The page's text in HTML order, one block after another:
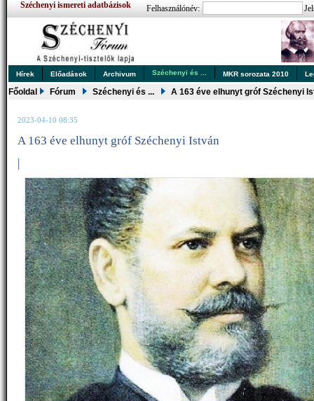
Széchenyi ismereti adatbázisok Felhasználónév:
Hírek Előadások Archivum Széchenyi és ... MKR sorozata 2010
Főoldal Fórum Széchenyi és ... A 163 éve elhunyt gróf Széchenyi
2023-04-10 08:35
A 163 éve elhunyt gróf Széchenyi István
|